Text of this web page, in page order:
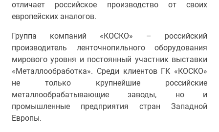
отличает российское производство от своих
европейских аналогов.
Группа компаний «КОСКО» – российский
производитель ленточнопильного оборудования
мирового уровня и постоянный участник выставки
«Металлообработка». Среди клиентов ГК «КОСКО»
не только крупнейшие российские
металлообрабатывающие заводы, но и
промышленные предприятия стран Западной
Европы.